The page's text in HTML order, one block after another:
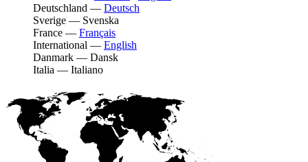
Deutschland — Deutsch
Sverige — Svenska
France — Français
International — English
Danmark — Dansk
Italia — Italiano